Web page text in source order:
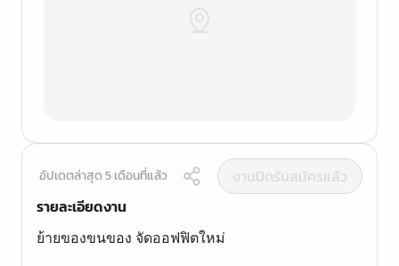
อัปเดตล่าสุด 5 เดือนที่แล้ว
งานปิดรับสมัครแล้ว
รายละเอียดงาน
ย้ายของขนของ จัดออฟฟิตใหม่